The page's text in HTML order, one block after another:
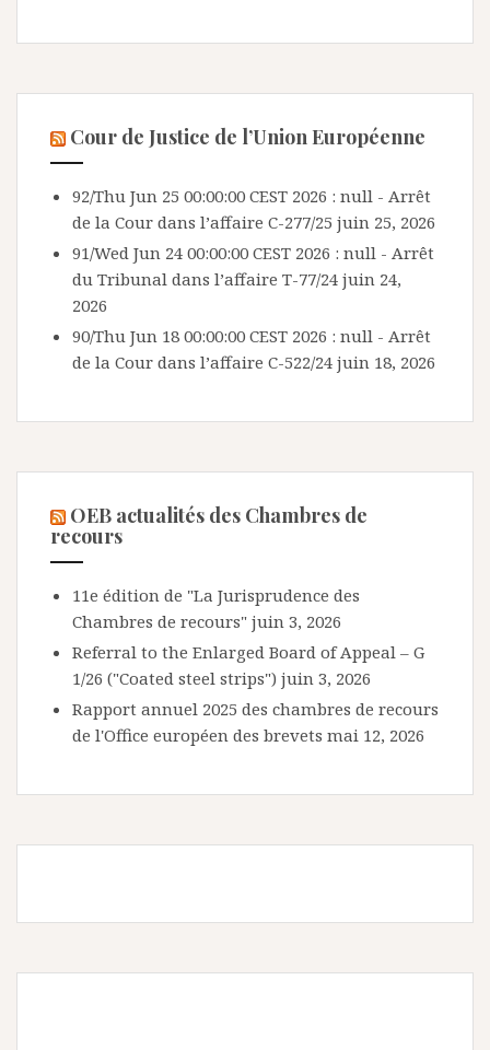
Cour de Justice de l’Union Européenne
92/Thu Jun 25 00:00:00 CEST 2026 : null - Arrêt
de la Cour dans l’affaire C-277/25 juin 25, 2026
91/Wed Jun 24 00:00:00 CEST 2026 : null - Arrêt
du Tribunal dans l’affaire T-77/24 juin 24,
2026
90/Thu Jun 18 00:00:00 CEST 2026 : null - Arrêt
de la Cour dans l’affaire C-522/24 juin 18, 2026
OEB actualités des Chambres de
recours
11e édition de "La Jurisprudence des
Chambres de recours" juin 3, 2026
Referral to the Enlarged Board of Appeal – G
1/26 ("Coated steel strips") juin 3, 2026
Rapport annuel 2025 des chambres de recours
de l'Office européen des brevets mai 12, 2026